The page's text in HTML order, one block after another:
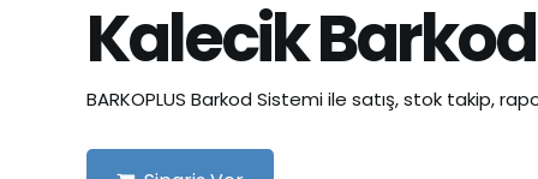
Kalecik
BARKOPLUS Barkod Sistemi ile satış, stok takip,